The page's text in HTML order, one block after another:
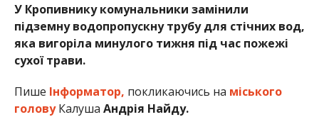
У Кропивнику комунальники замінили
підземну водопропускну трубу для стічних вод,
яка вигоріла минулого тижня під час пожежі
сухої трави.
Пише Інформатор, покликаючись на міського
головуКалуша Андрія Найду.